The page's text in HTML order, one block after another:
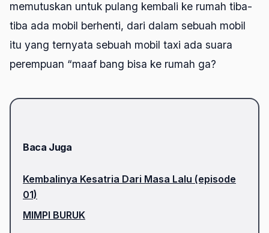
memutuskan untuk pulang kembali ke rumah tiba-
tiba ada mobil berhenti, dari dalam sebuah mobil
itu yang ternyata sebuah mobil taxi ada suara
perempuan “maaf bang bisa ke rumah ga?
Baca Juga
Kembalinya Kesatria Dari Masa Lalu (episode
01)
MIMPI BURUK